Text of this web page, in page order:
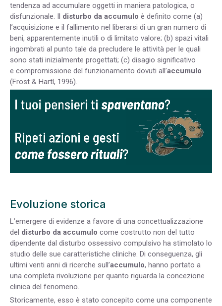
tendenza ad accumulare oggetti in maniera patologica, o
disfunzionale. Il disturbo da accumulo è definito come (a)
l’acquisizione e il fallimento nel liberarsi di un gran numero di
beni, apparentemente inutili o di limitato valore; (b) spazi vitali
ingombrati al punto tale da precludere le attività per le quali
sono stati inizialmente progettati; (c) disagio significativo
e compromissione del funzionamento dovuti all’accumulo
(Frost & Hartl, 1996).
Evoluzione storica
L’emergere di evidenze a favore di una concettualizzazione
del disturbo da accumulo come costrutto non del tutto
dipendente dal disturbo ossessivo compulsivo ha stimolato lo
studio delle sue caratteristiche cliniche. Di conseguenza, gli
ultimi venti anni di ricerche sull’accumulo, hanno portato a
una completa rivoluzione per quanto riguarda la concezione
clinica del fenomeno.
Storicamente, esso è stato concepito come una componente